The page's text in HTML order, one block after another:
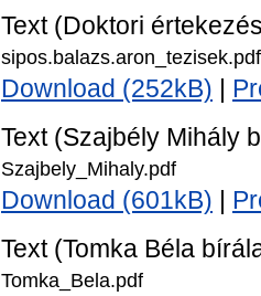
Text (Doktori
sipos.balazs.aron_tezisek.pdf
Download (252kB)
Text (Szajbély Mihály
Szajbely_Mihaly.pdf
Download (601kB)
Text (Tomka Béla
Tomka_Bela.pdf